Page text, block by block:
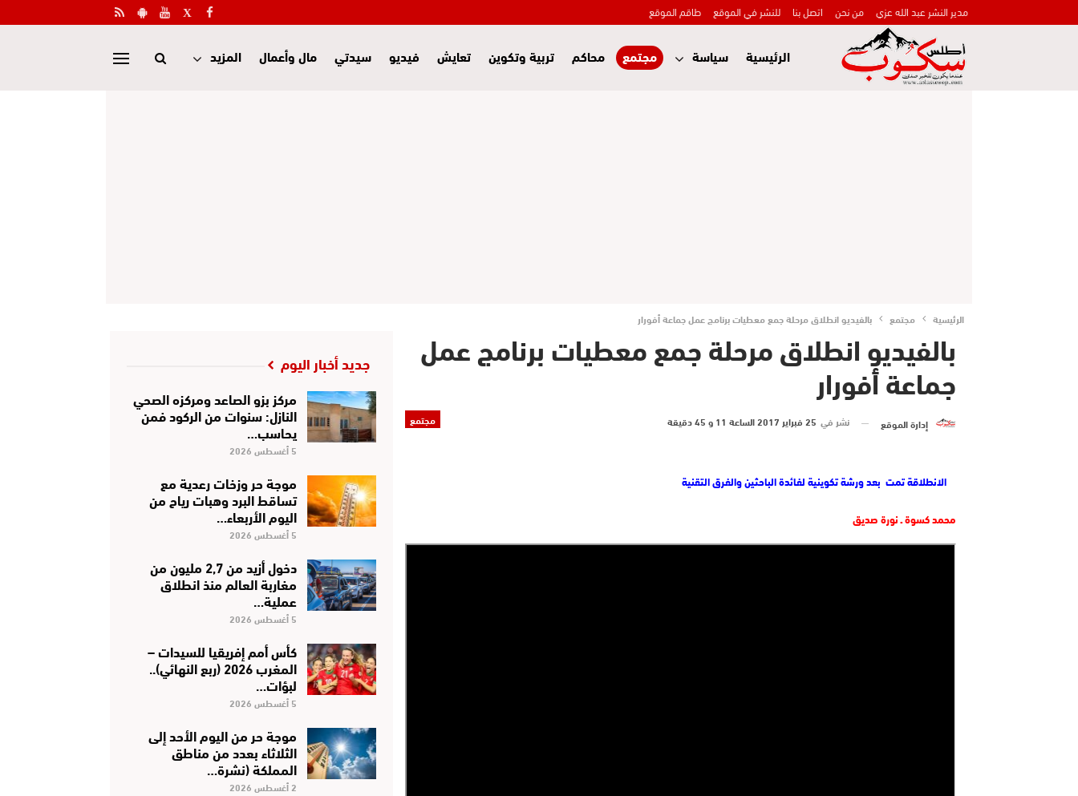
مدير النشر عبد الله عزي من نحن اتصل بنا للنشر في الموقع طاقم الموقع
الرئيسية سياسة مجتمع محاكم تربية وتكوين تعايش فيديو سيدتي مال وأعمال المزيد
الرئيسية مجتمع بالفيديو انطلاق مرحلة جمع معطيات برنامج عمل جماعة أفورار
بالفيديو انطلاق مرحلة جمع معطيات برنامج عمل
جماعة أفورار
مجتمع إدارة الموقع نشر في 25 فبراير 2017 الساعة 11 و 45 دقيقة
الانطلاقة تمت بعد ورشة تكوينية لفائدة الباحثين والفرق التقنية
محمد كسوة ـ نورة صديق
جديد أخبار اليوم
مركز بزو الصاعد ومركزه الصحي
النازل: سنوات من الركود فمن
يحاسب…
5 أغسطس 2026
موجة حر وزخات رعدية مع
تساقط البرد وهبات رياح من
اليوم الأربعاء…
5 أغسطس 2026
دخول أزيد من 2,7 مليون من
مغاربة العالم منذ انطلاق
عملية…
5 أغسطس 2026
كأس أمم إفريقيا للسيدات –
المغرب 2026 (ربع النهائي)..
لبؤات…
5 أغسطس 2026
موجة حر من اليوم الأحد إلى
الثلاثاء بعدد من مناطق
المملكة (نشرة…
2 أغسطس 2026